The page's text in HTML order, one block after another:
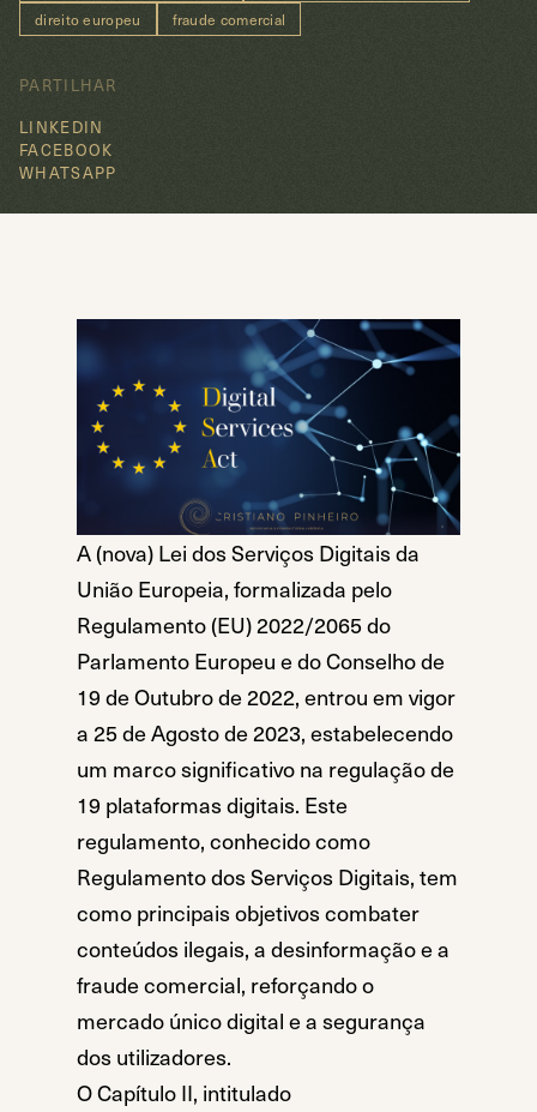
direito europeu
fraude comercial
PARTILHAR
LINKEDIN
FACEBOOK
WHATSAPP
A (nova) Lei dos Serviços Digitais da
União Europeia, formalizada pelo
Regulamento (EU) 2022/2065 do
Parlamento Europeu e do Conselho de
19 de Outubro de 2022, entrou em vigor
a 25 de Agosto de 2023, estabelecendo
um marco significativo na regulação de
19 plataformas digitais. Este
regulamento, conhecido como
Regulamento dos Serviços Digitais, tem
como principais objetivos combater
conteúdos ilegais, a desinformação e a
fraude comercial, reforçando o
mercado único digital e a segurança
dos utilizadores.
O Capítulo II, intitulado